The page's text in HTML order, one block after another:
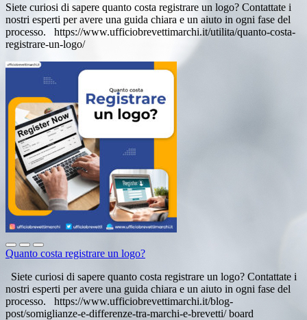
Siete curiosi di sapere quanto costa registrare un logo? Contattate i
nostri esperti per avere una guida chiara e un aiuto in ogni fase del
processo. https://www.ufficiobrevettimarchi.it/utilita/quanto-costa-
registrare-un-logo/
Quanto costa registrare un logo?
Siete curiosi di sapere quanto costa registrare un logo? Contattate i
nostri esperti per avere una guida chiara e un aiuto in ogni fase del
processo. https://www.ufficiobrevettimarchi.it/blog-
post/somiglianze-e-differenze-tra-marchi-e-brevetti/ board